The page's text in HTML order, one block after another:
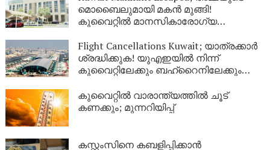
മൊബൈലുമായി മകൻ മുങ്ങി!
കുവൈറ്റിൽ മാനസികാരോഗ്യ
യുവാവിനായി പോലീസ് തിരച്ചിൽ
Flight Cancellations Kuwait; യാത്രക്കാർ
ശ്രദ്ധിക്കുക! യുഎഇയിൽ നിന്ന്
കുവൈറ്റിലേക്കും ബഹ്‌റൈനിലേക്കും
ഇങ്ങനെ
കുവൈറ്റിൽ വാരാന്ത്യത്തിൽ ചൂട്
കണക്കും; മുന്നറിയിപ്പ്
കസ്റ്റംസിനെ കബളിപ്പിക്കാൻ